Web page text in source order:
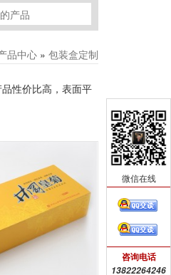
品中心 » 包装盒定制
性价比高，表面平
微信在线
咨询电话
13822264246